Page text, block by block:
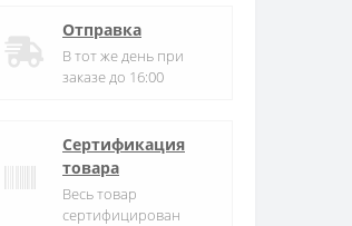
Отправка
В тот же день при
заказе до 16:00
Сертификация
товара
Весь товар
сертифицирован